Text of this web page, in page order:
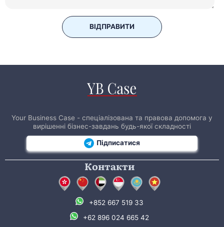
ВІДПРАВИТИ
Your Business Case - спеціалізована та правова допомога у
вирішенні бізнес-завдань будь-якої складності
Підписатися
Контакти
+852 667 519 33
+62 896 024 665 42